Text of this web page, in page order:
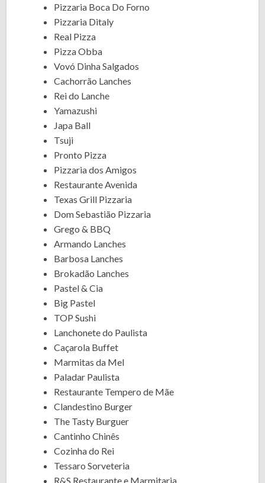
Pizzaria Boca Do Forno
Pizzaria Ditaly
Real Pizza
Pizza Obba
Vovó Dinha Salgados
Cachorrão Lanches
Rei do Lanche
Yamazushi
Japa Ball
Tsuji
Pronto Pizza
Pizzaria dos Amigos
Restaurante Avenida
Texas Grill Pizzaria
Dom Sebastião Pizzaria
Grego & BBQ
Armando Lanches
Barbosa Lanches
Brokadão Lanches
Pastel & Cia
Big Pastel
TOP Sushi
Lanchonete do Paulista
Caçarola Buffet
Marmitas da Mel
Paladar Paulista
Restaurante Tempero de Mãe
Clandestino Burger
The Tasty Burguer
Cantinho Chinês
Cozinha do Rei
Tessaro Sorveteria
R&S Restaurante e Marmitaria